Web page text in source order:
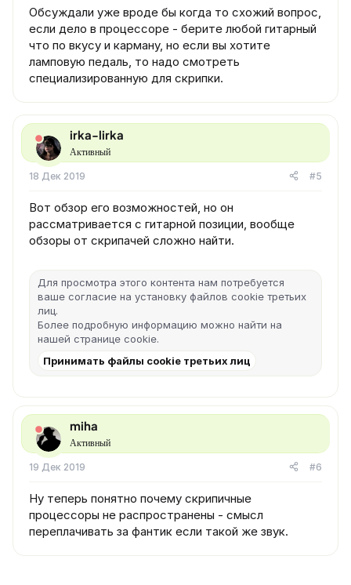
Обсуждали уже вроде бы когда то схожий вопрос,
если дело в процессоре - берите любой гитарный
что по вкусу и карману, но если вы хотите
ламповую педаль, то надо смотреть
специализированную для скрипки.
irka-lirka
Активный
18 Дек 2019 #5
Вот обзор его возможностей, но он
рассматривается с гитарной позиции, вообще
обзоры от скрипачей сложно найти.
Для просмотра этого контента нам потребуется
ваше согласие на установку файлов cookie третьих
лиц.
Более подробную информацию можно найти на
нашей странице cookie.
Принимать файлы cookie третьих лиц
miha
Активный
19 Дек 2019 #6
Ну теперь понятно почему скрипичные
процессоры не распространены - смысл
переплачивать за фантик если такой же звук.